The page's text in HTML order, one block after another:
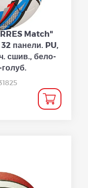
Match"
панели. PU,
сшив., бело-